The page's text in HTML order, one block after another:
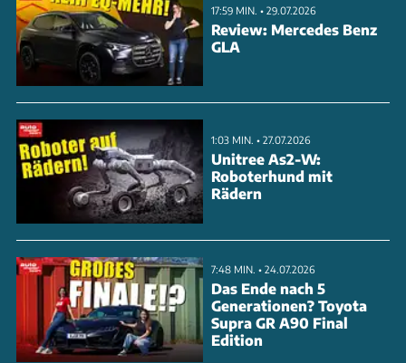
17:59 MIN. • 29.07.2026
Review: Mercedes Benz
GLA
1:03 MIN. • 27.07.2026
Unitree As2-W:
Roboterhund mit
Rädern
7:48 MIN. • 24.07.2026
Das Ende nach 5
Generationen? Toyota
Supra GR A90 Final
Edition